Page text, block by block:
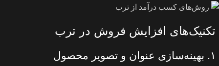
تکنیک‌های افزایش فروش در ترب